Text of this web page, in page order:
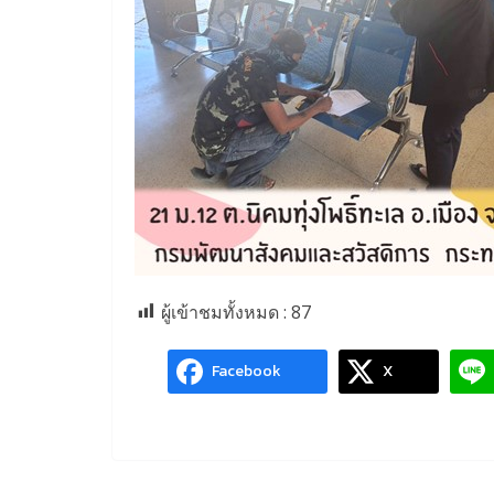
ผู้เข้าชมทั้งหมด : 87
Facebook X